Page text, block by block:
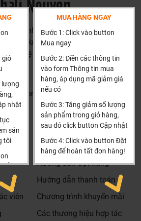
giỏ
lượng
nhật
sản
tôi
MUA HÀNG NGAY
Bước 1: Click vào button
Mua ngay
Bước 2: Điền các thông tin
vào form Thông tin mua
hàng, áp dụng mã giảm giá
nếu có
Bước 3: Tăng giảm số lượng
sản phẩm trong giỏ hàng,
sau đó click button Cập nhật
Bước 4: Click vào button Đặt
hàng để hoàn tất đơn hàng!
Xin cảm ơn khách hàng!!!
Minh, Di Trạch, Hoài Đức, Hà Nội
1 km)
Liên hệ hotline để được hướng dẫn
viên
Thông tin thêm
Hướng dẫn mua hàng
Hướng dẫn đặt hàng
Hướng dẫn thanh toán
Chương trình khuyến mãi
Các thương hiệu hợp tác